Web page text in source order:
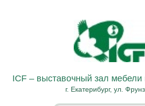
ICF – выставочный зал мебели
г. Екатерибург, ул.